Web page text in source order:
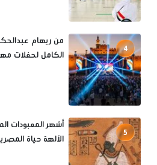
4
من ريهام
الكامل لحفلات
5
أشهر المعبودات
الآلهة حياة